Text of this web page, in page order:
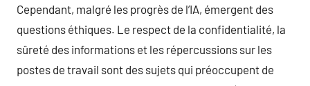
Cependant, malgré les progrès de l’IA, émergent des
questions éthiques. Le respect de la confidentialité, la
sûreté des informations et les répercussions sur les
postes de travail sont des sujets qui préoccupent de